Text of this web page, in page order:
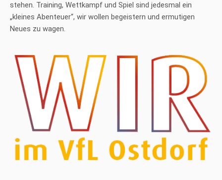
stehen. Training, Wettkampf und Spiel sind jedesmal ein
„kleines Abenteuer“, wir wollen begeistern und ermutigen
Neues zu wagen.